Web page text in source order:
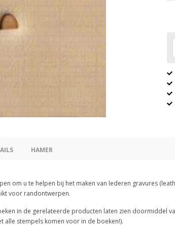
HAMER
om u te helpen bij het maken van lederen gravures
voor randontwerpen.
in de gerelateerde producten laten zien doormiddel
alle stempels komen voor in de boeken!).